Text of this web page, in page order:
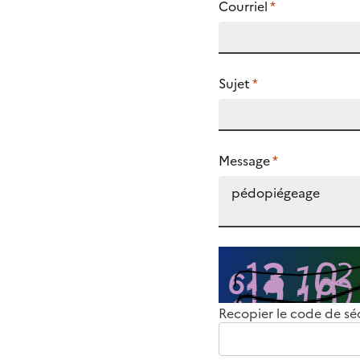
Courriel*
Sujet*
Message*
Recopier le code de